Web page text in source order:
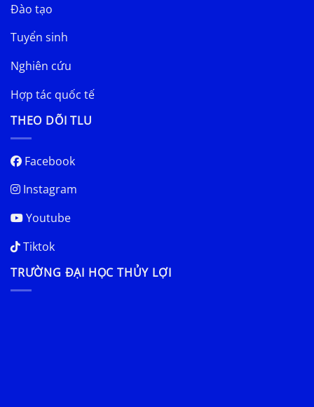
Đào tạo
Tuyển sinh
Nghiên cứu
Hợp tác quốc tế
THEO DÕI TLU
Facebook
Instagram
Youtube
Tiktok
TRƯỜNG ĐẠI HỌC THỦY LỢI